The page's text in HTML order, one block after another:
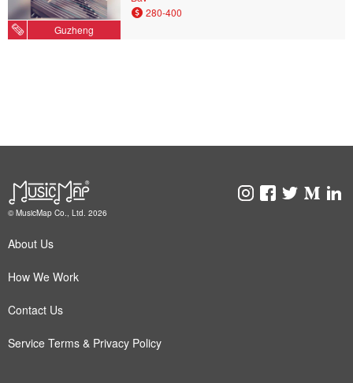
Guzheng
280-400
© MusicMap Co., Ltd. 2026
About Us
How We Work
Contact Us
Service Terms & Privacy Policy